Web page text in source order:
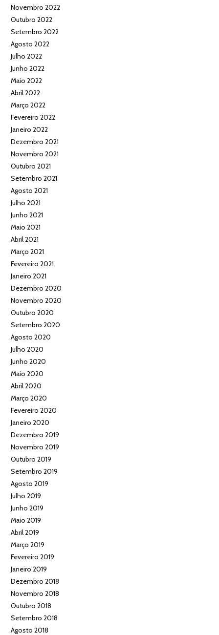
Novembro 2022
Outubro 2022
Setembro 2022
Agosto 2022
Julho 2022
Junho 2022
Maio 2022
Abril 2022
Março 2022
Fevereiro 2022
Janeiro 2022
Dezembro 2021
Novembro 2021
Outubro 2021
Setembro 2021
Agosto 2021
Julho 2021
Junho 2021
Maio 2021
Abril 2021
Março 2021
Fevereiro 2021
Janeiro 2021
Dezembro 2020
Novembro 2020
Outubro 2020
Setembro 2020
Agosto 2020
Julho 2020
Junho 2020
Maio 2020
Abril 2020
Março 2020
Fevereiro 2020
Janeiro 2020
Dezembro 2019
Novembro 2019
Outubro 2019
Setembro 2019
Agosto 2019
Julho 2019
Junho 2019
Maio 2019
Abril 2019
Março 2019
Fevereiro 2019
Janeiro 2019
Dezembro 2018
Novembro 2018
Outubro 2018
Setembro 2018
Agosto 2018